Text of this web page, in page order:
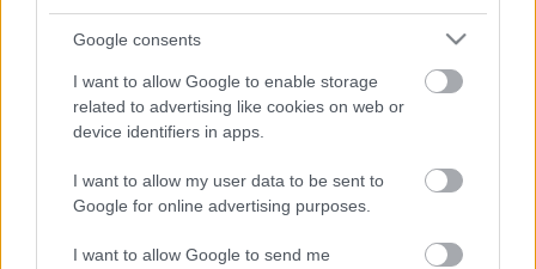
Google consents
I want to allow Google to enable storage
related to advertising like cookies on web or
device identifiers in apps.
I want to allow my user data to be sent to
Google for online advertising purposes.
I want to allow Google to send me